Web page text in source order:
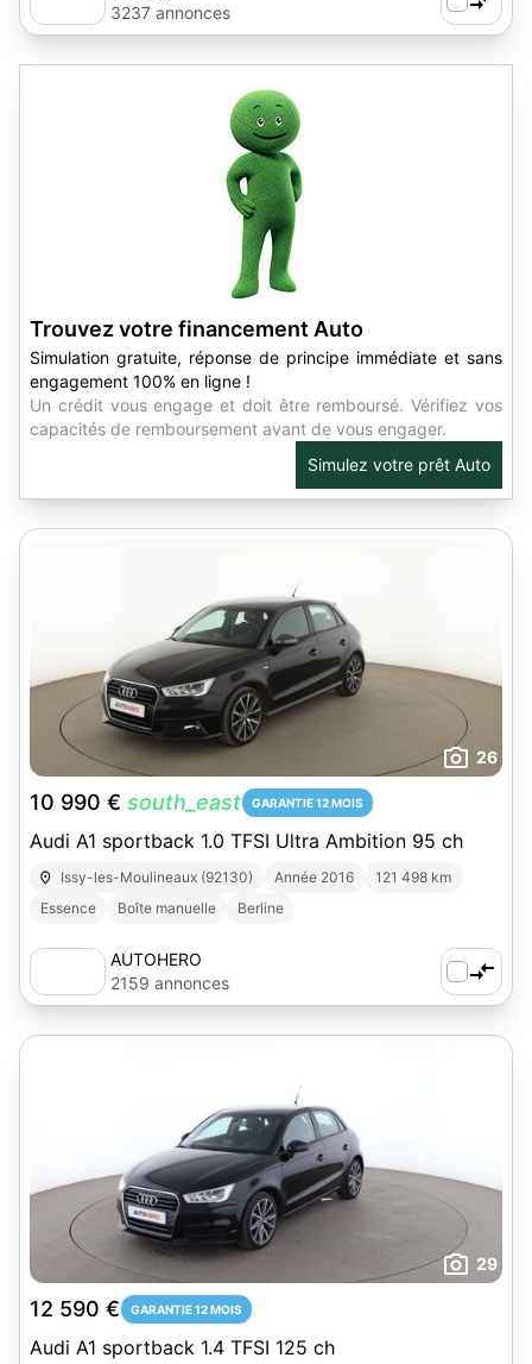
3237 annonces
Trouvez votre financement Auto
Simulation gratuite, réponse de principe immédiate et sans
engagement 100% en ligne !
Un crédit vous engage et doit être remboursé. Vérifiez vos
capacités de remboursement avant de vous engager.
Simulez votre prêt Auto
26
10 990 € south_east GARANTIE 12 MOIS
Audi A1 sportback 1.0 TFSI Ultra Ambition 95 ch
Issy-les-Moulineaux (92130) Année 2016
121 498 km
Essence
Boîte manuelle Berline
AUTOHERO
2159 annonces
29
12 590 € GARANTIE 12 MOIS
Audi A1 sportback 1.4 TFSI 125 ch